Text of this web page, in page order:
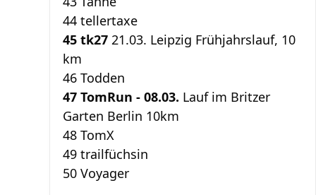
44 tellertaxe
45 tk27 21.03. Leipzig Frühjahrslauf, 10
km
46 Todden
47 TomRun - 08.03. Lauf im Britzer
Garten Berlin 10km
48 TomX
49 trailfüchsin
50 Voyager